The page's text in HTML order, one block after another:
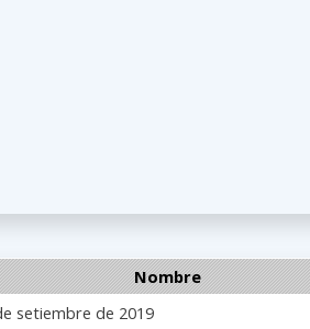
Nombre
setiembre de 2019